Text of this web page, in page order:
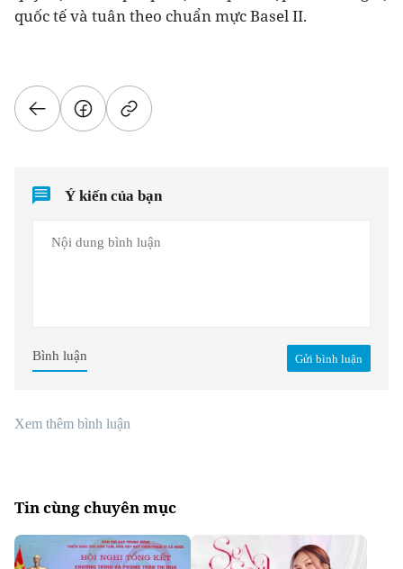
quốc tế và tuân theo chuẩn mực Basel II.
Ý kiến của bạn
Gửi bình luận
Bình luận
Xem thêm bình luận
Tin cùng chuyên mục